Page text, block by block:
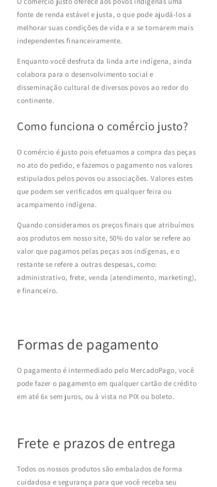
fonte de renda estável e justa, o que pode ajudá-los a
melhorar suas condições de vida e a se tornarem mais
independentes financeiramente.
Enquanto você desfruta da linda arte indígena, ainda
colabora para o desenvolvimento social e
disseminação cultural de diversos povos ao redor do
continente.
Como funciona o comércio justo?
O comércio é justo pois efetuamos a compra das peças
no ato do pedido, e fazemos o pagamento nos valores
estipulados pelos povos ou associações. Valores estes
que podem ser verificados em qualquer feira ou
acampamento indígena.
Quando consideramos os preços finais que atribuímos
aos produtos em nosso site, 50% do valor se refere ao
valor que pagamos pelas peças aos indígenas, e o
restante se refere a outras despesas, como:
administrativo, frete, venda (atendimento, marketing),
e financeiro.
Formas de pagamento
O pagamento é intermediado pelo MercadoPago, você
pode fazer o pagamento em qualquer cartão de crédito
em até 6x sem juros, ou à vista no PIX ou boleto.
Frete e prazos de entrega
Todos os nossos produtos são embalados de forma
cuidadosa e segurança para que você receba seu